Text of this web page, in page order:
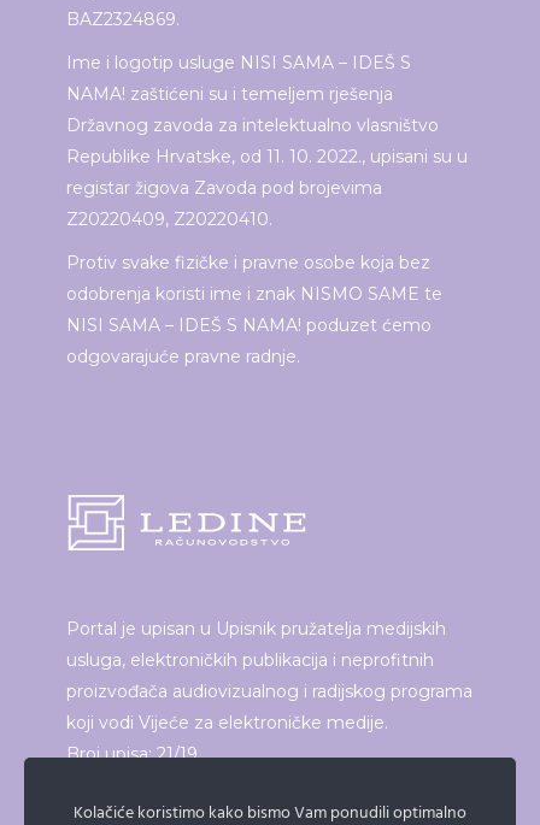
BAZ2324869.
Ime i logotip usluge NISI SAMA – IDEŠ S
NAMA! zaštićeni su i temeljem rješenja
Državnog zavoda za intelektualno vlasništvo
Republike Hrvatske, od 11. 10. 2022., upisani su u
registar žigova Zavoda pod brojevima
Z20220409, Z20220410.
Protiv svake fizičke i pravne osobe koja bez
odobrenja koristi ime i znak NISMO SAME te
NISI SAMA – IDEŠ S NAMA! poduzet ćemo
odgovarajuće pravne radnje.
Portal je upisan u Upisnik pružatelja medijskih
usluga, elektroničkih publikacija i neprofitnih
proizvođača audiovizualnog i radijskog programa
koji vodi Vijeće za elektroničke medije.
Broj upisa: 21/19
Kolačiće koristimo kako bismo Vam ponudili optimalno